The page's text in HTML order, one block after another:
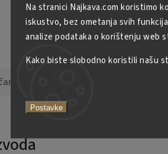
Na stranici Najkava.com koristimo
iskustvo, bez ometanja svih
analize podataka o korištenju web
Kako biste slobodno koristili našu
Postavke